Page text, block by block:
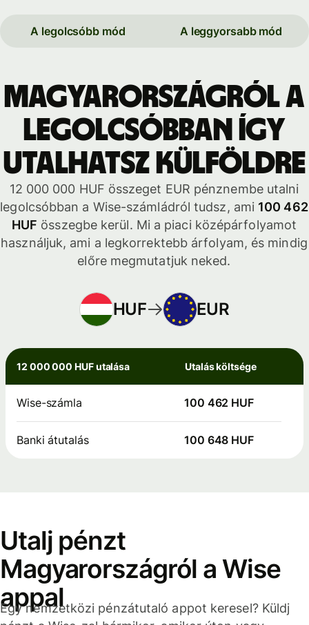
A legolcsóbb mód A leggyorsabb mód
Magyarországról a
legolcsóbban így
utalhatsz külföldre
12 000 000 HUF összeget EUR pénznembe utalni
legolcsóbban a Wise-számládról tudsz, ami 100 462
HUF összegbe kerül. Mi a piaci középárfolyamot
használjuk, ami a legkorrektebb árfolyam, és mindig
előre megmutatjuk neked.
HUF EUR
12 000 000 HUF utalása Utalás költsége
Wise-számla 100 462 HUF
Banki átutalás 100 648 HUF
Utalj pénzt
Magyarországról a Wise
appal
Egy nemzetközi pénzátutaló appot keresel? Küldj